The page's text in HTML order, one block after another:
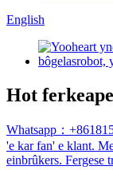
English
Hot
Whatsapp：
'e kar fan' e klant.
einbrûkers. Fergese